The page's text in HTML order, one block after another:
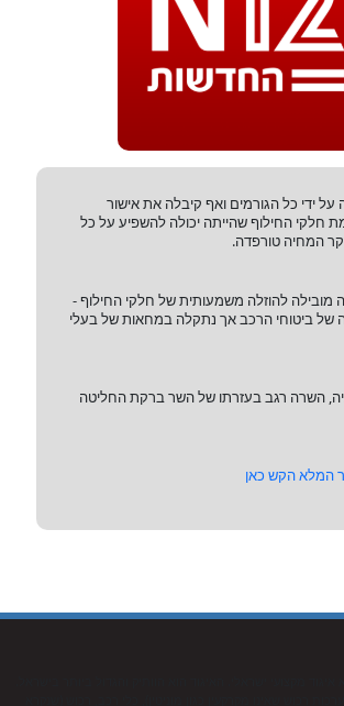
ידי כל הגורמים ואף קיבלה את אישור
חלקי החילוף שהייתה יכולה להשפיע על כל
המחיה טורפדה.
מובילה להוזלה משמעותית של חלקי החילוף -
של ביטוחי הרכב אך נתקלה במחאות של בעלי
השרה רגב בעזרתו של השר ברקת החליטה
המלא הקש כאן